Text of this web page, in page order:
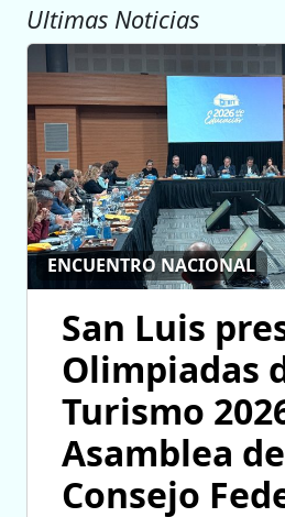
Ultimas Noticias
ENCUENTRO NACIONAL
San Luis
Olimpiadas
Turismo
Asamblea
Consejo